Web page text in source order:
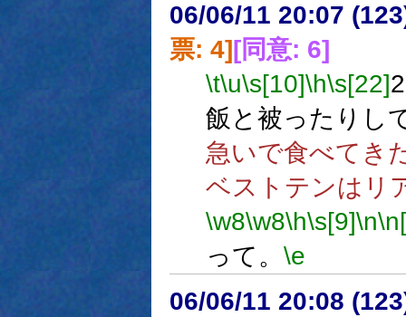
06/06/11 20:07
票: 4][同意: 6]
\t\u\s[10]\h\s[22]
飯と被ったりし
急いで食べてき
ベストテンはリ
\w8\w8\h\s[9]\n
って。 \e
06/06/11 20:08